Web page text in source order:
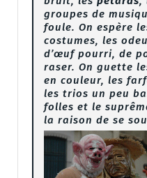
groupes de
foule. On espère
costumes, les
d’œuf pourri, de
raser. On guette
en couleur, les
les trios un peu
folles et le
la raison de se